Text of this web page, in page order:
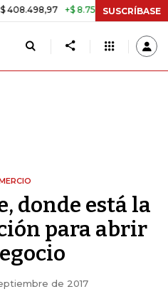
+$ 8.753,81 +2,19% TASA DE
SUSCRÍBASE
donde está la
para abrir
de 2017